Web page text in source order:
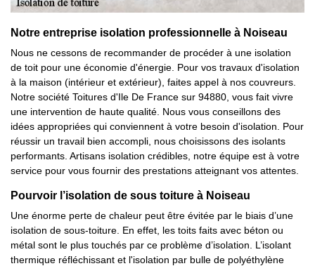
Notre entreprise isolation professionnelle à Noiseau
Nous ne cessons de recommander de procéder à une isolation
de toit pour une économie d'énergie. Pour vos travaux d'isolation
à la maison (intérieur et extérieur), faites appel à nos couvreurs.
Notre société Toitures d'Ile De France sur 94880, vous fait vivre
une intervention de haute qualité. Nous vous conseillons des
idées appropriées qui conviennent à votre besoin d'isolation. Pour
réussir un travail bien accompli, nous choisissons des isolants
performants. Artisans isolation crédibles, notre équipe est à votre
service pour vous fournir des prestations atteignant vos attentes.
Pourvoir l’isolation de sous toiture à Noiseau
Une énorme perte de chaleur peut être évitée par le biais d’une
isolation de sous-toiture. En effet, les toits faits avec béton ou
métal sont le plus touchés par ce problème d’isolation. L’isolant
thermique réfléchissant et l'isolation par bulle de polyéthylène